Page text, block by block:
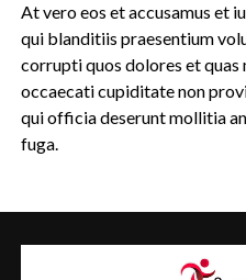
At vero eos et accusamus et
qui blanditiis praesentium
corrupti quos dolores et
occaecati cupiditate non
qui officia deserunt mollitia
fuga.